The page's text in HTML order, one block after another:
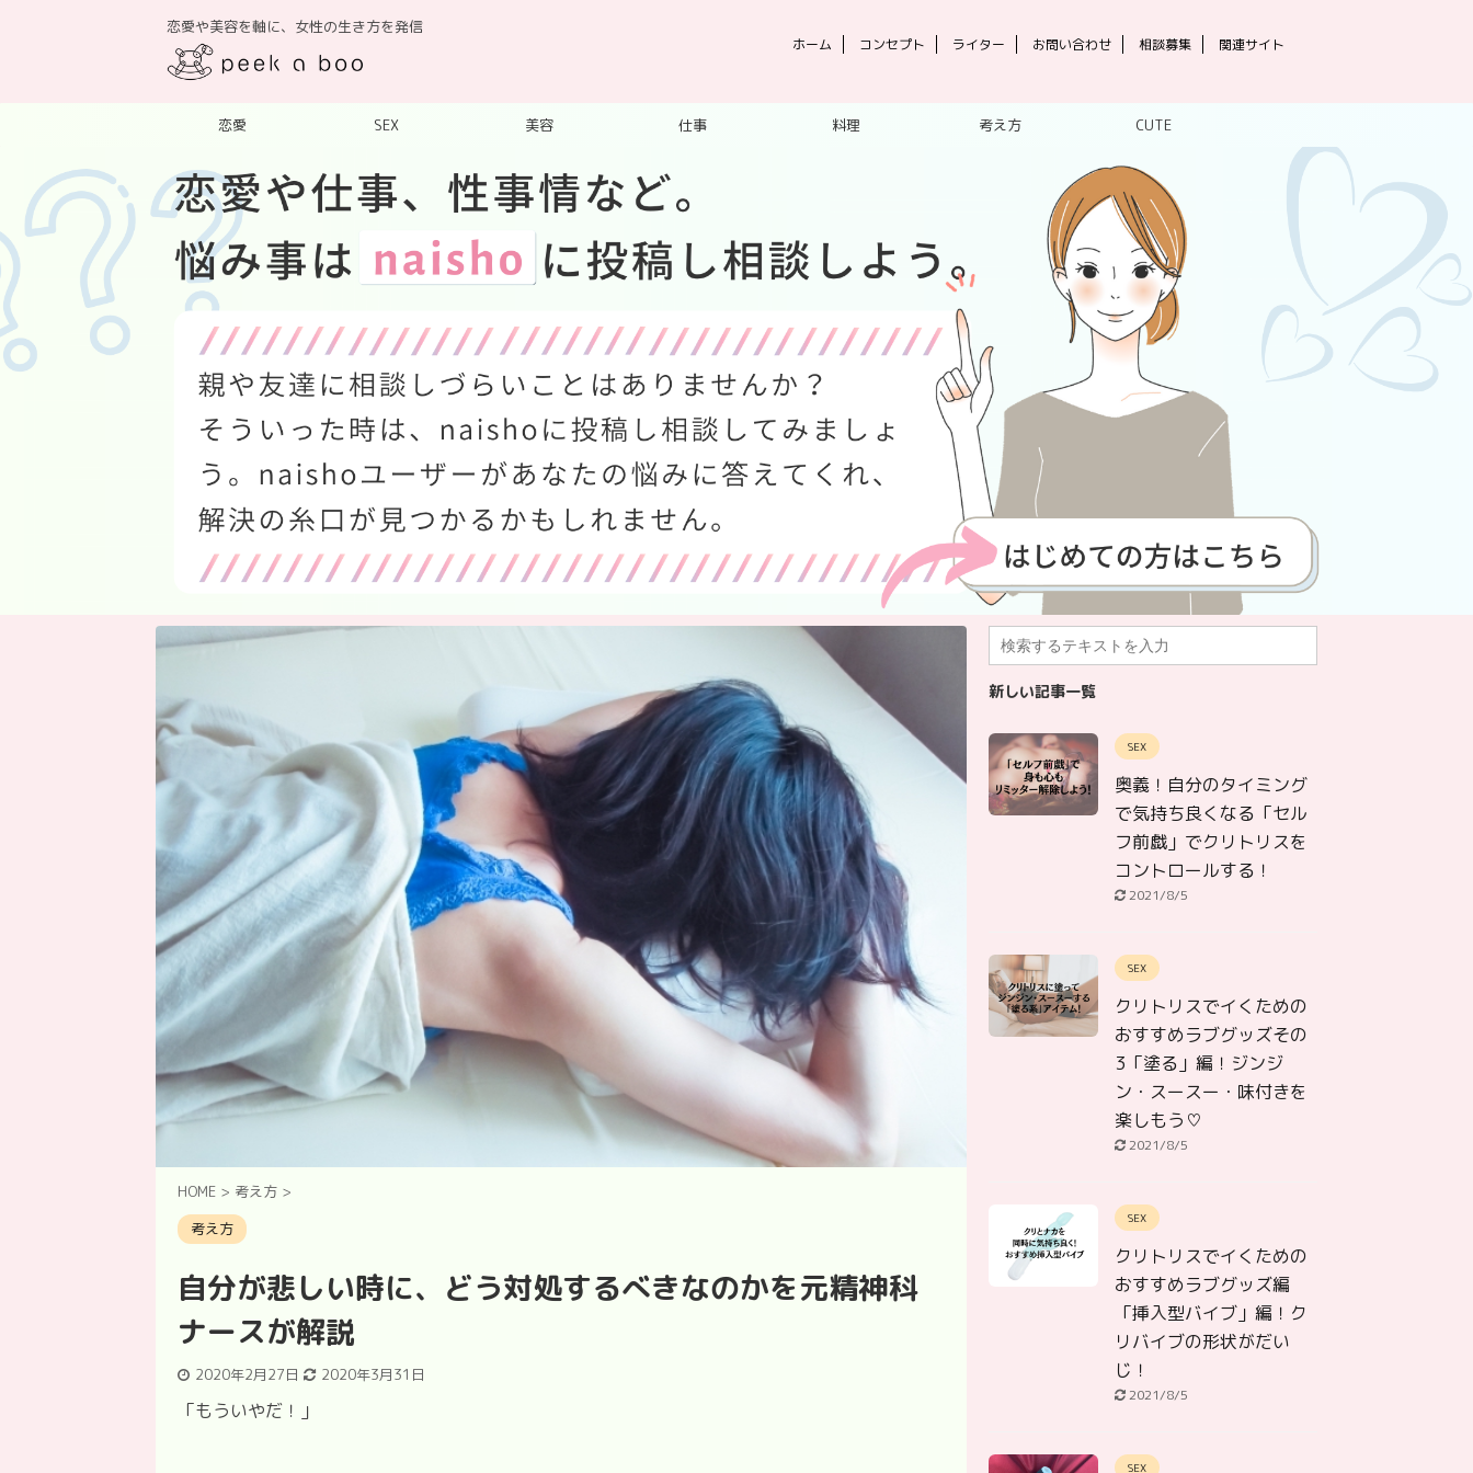
恋愛や美容を軸に、女性の生き方を発信
ホーム コンセプト ライター お問い合わせ 相談募集 関連サイト
恋愛 SEX 美容 仕事 料理 考え方 CUTE
HOME > 考え方 >
考え方
自分が悲しい時に、どう対処するべきなのかを元精神科
ナースが解説
2020年2月27日 2020年3月31日
「もういやだ！」
新しい記事一覧
SEX
奥義！自分のタイミング
で気持ち良くなる「セル
フ前戯」でクリトリスを
コントロールする！
2021/8/5
SEX
クリトリスでイくための
おすすめラブグッズその
3「塗る」編！ジンジ
ン・スースー・味付きを
楽しもう♡
2021/8/5
SEX
クリトリスでイくための
おすすめラブグッズ編
「挿入型バイブ」編！ク
リバイブの形状がだい
じ！
2021/8/5
SEX